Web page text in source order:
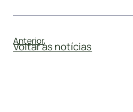
Anterior
Voltar às notícias